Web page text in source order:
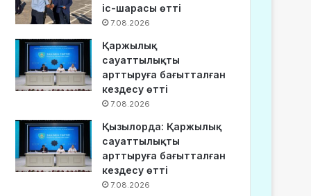
іс-шарасы өтті
7.08.2026
Қаржылық
сауаттылықты
арттыруға бағытталған
кездесу өтті
7.08.2026
Қызылорда: Қаржылық
сауаттылықты
арттыруға бағытталған
кездесу өтті
7.08.2026